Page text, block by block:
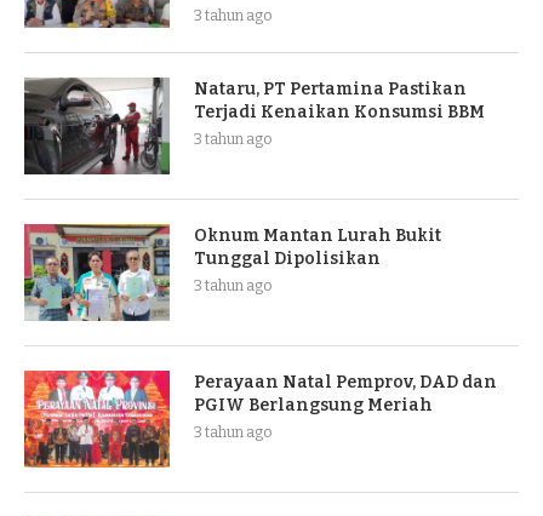
3 tahun ago
Nataru, PT Pertamina Pastikan
Terjadi Kenaikan Konsumsi BBM
3 tahun ago
Oknum Mantan Lurah Bukit
Tunggal Dipolisikan
3 tahun ago
Perayaan Natal Pemprov, DAD dan
PGIW Berlangsung Meriah
3 tahun ago